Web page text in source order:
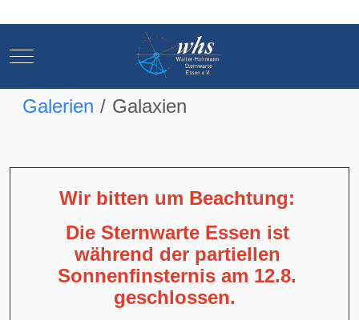
Mobile Menu Toggle
Galerien Galaxien
Wir bitten um Beachtung:
Die Sternwarte Essen ist
während der partiellen
Sonnenfinsternis am 12.8.
geschlossen.